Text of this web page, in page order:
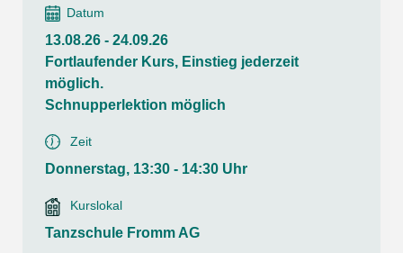
Datum
13.08.26 - 24.09.26
Fortlaufender Kurs, Einstieg jederzeit
möglich.
Schnupperlektion möglich
Zeit
Donnerstag, 13:30 - 14:30 Uhr
Kurslokal
Tanzschule Fromm AG